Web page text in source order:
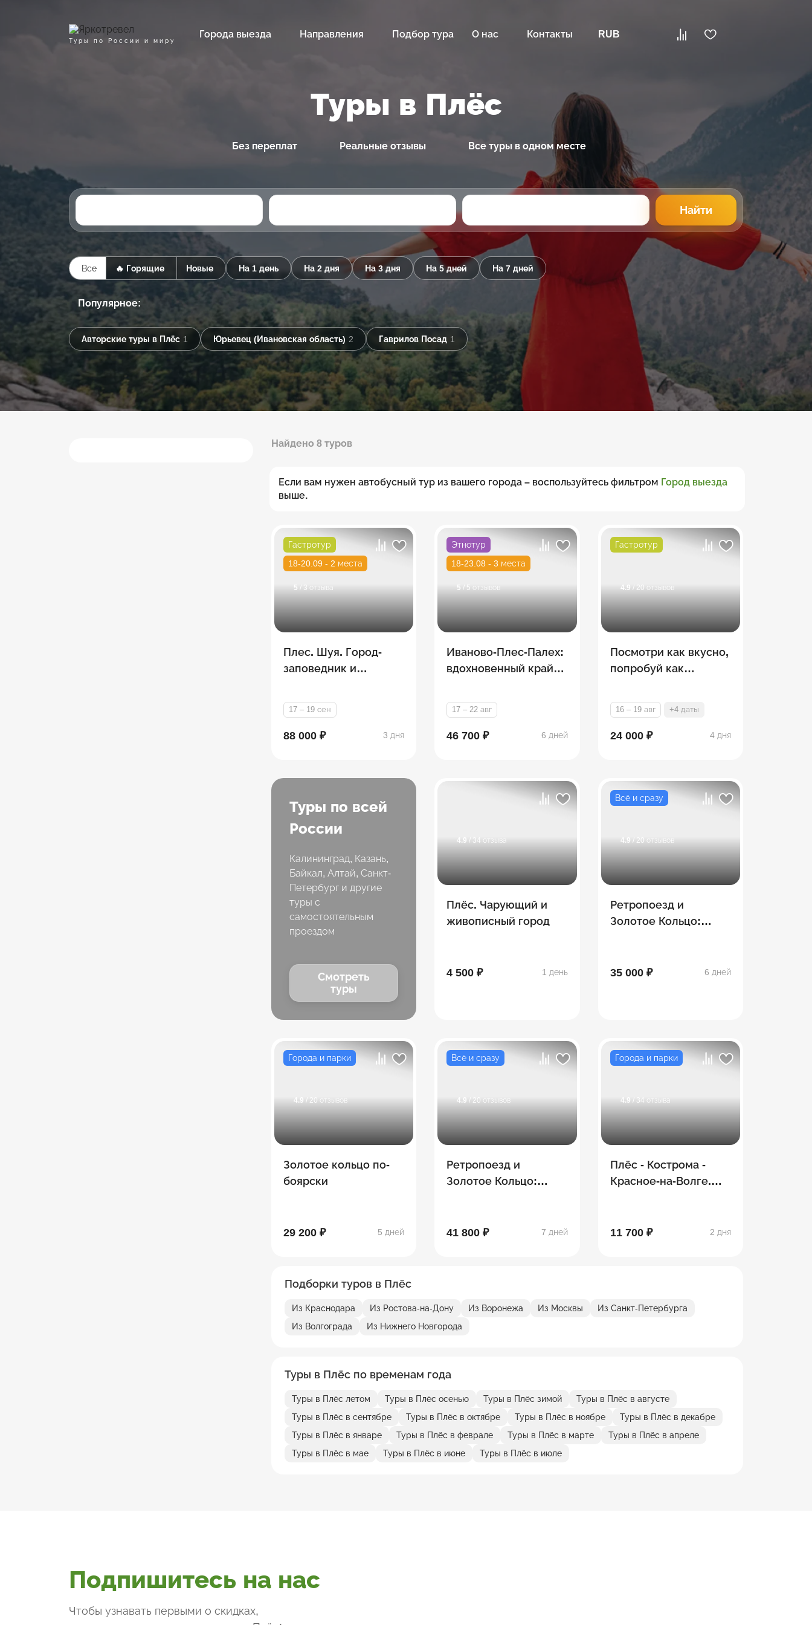
Туры по России и миру
Города выезда Направления Подбор тура О нас Контакты RUB
Туры в Плёс
Без переплат Реальные отзывы Все туры в одном месте
Найти
Все 🔥 Горящие Новые На 1 день На 2 дня На 3 дня На 5 дней На 7 дней
Популярное:
Авторские туры в Плёс 1 Юрьевец (Ивановская область) 2 Гаврилов Посад 1
Найдено 8 туров
Если вам нужен автобусный тур из вашего города – воспользуйтесь фильтром Город выезда
выше.
Гастротур
18-20.09 - 2 места
5 / 3 отзыва
Плес. Шуя. Город-
заповедник и
страны
17 – 19 сен
88 000 ₽ 3 дня
Этнотур
18-23.08 - 3 места
5 / 5 отзывов
Иваново-Плес-Палех:
вдохновенный край
17 – 22 авг
46 700 ₽ 6 дней
Гастротур
4.9 / 20 отзывов
Посмотри как вкусно,
попробуй как
кольцо России
16 – 19 авг +4 даты
24 000 ₽ 4 дня
Туры по всей
России
Калининград, Казань,
Байкал, Алтай, Санкт-
Петербург и другие
туры с
самостоятельным
проездом
Смотреть
туры
4.9 / 34 отзыва
Плёс. Чарующий и
живописный город
4 500 ₽ 1 день
Всё и сразу
4.9 / 20 отзывов
Ретропоезд и
Золотое Кольцо:
дней)
35 000 ₽ 6 дней
Города и парки
4.9 / 20 отзывов
Золотое кольцо по-
боярски
29 200 ₽ 5 дней
Всё и сразу
4.9 / 20 отзывов
Ретропоезд и
Золотое Кольцо:
дней)
41 800 ₽ 7 дней
Города и парки
4.9 / 34 отзыва
Плёс - Кострома -
Красное-на-Волге.
11 700 ₽
2 дня
Подборки туров в Плёс
Из Краснодара Из Ростова-на-Дону Из Воронежа Из Москвы
Из Санкт-Петербурга
Из Волгограда
Из Нижнего Новгорода
Туры в Плёс по временам года
Туры в Плёс летом Туры в Плёс осенью Туры в Плёс зимой
Туры в Плёс в августе
Туры в Плёс в сентябре
Туры в Плёс в октябре Туры в Плёс в ноябре
Туры в Плёс в декабре
Туры в Плёс в январе
Туры в Плёс в феврале Туры в Плёс в марте
Туры в Плёс в апреле
Туры в Плёс в мае
Туры в Плёс в июне Туры в Плёс в июле
Подпишитесь на нас
Чтобы узнавать первыми о скидках,